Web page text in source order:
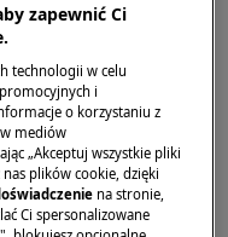
nadal gorące
nie sygnalizuje
gorącej
pola
°C.
zapewnić Ci
technologii w celu
i
o korzystaniu z
mediów
„Akceptuj wszystkie pliki
plików cookie, dzięki
na stronie,
Ci spersonalizowane